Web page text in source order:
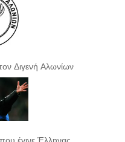
Διγενή Αλωνίων